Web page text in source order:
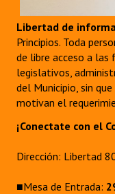
Huéspedes de
Antiguos
Reconocimientos -
Bariloche, Municipio
REFORMA DE LA
Libertad de
Principios. Toda
de libre acceso a
legislativos,
del Municipio, sin
motivan el
¡Conectate con el
Dirección: Libertad
■Mesa de Entrada: